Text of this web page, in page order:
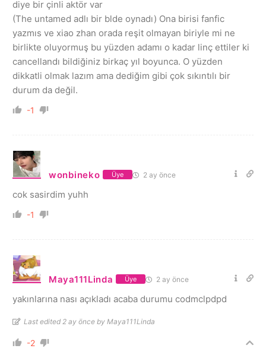
diye bir çinli aktör var
(The untamed adlı bir blde oynadı) Ona birisi fanfic
yazmıs ve xiao zhan orada reşit olmayan biriyle mi ne
birlikte oluyormuş bu yüzden adamı o kadar linç ettiler ki
cancellandı bildiğiniz birkaç yıl boyunca. O yüzden
dikkatli olmak lazım ama dediğim gibi çok sıkıntılı bir
durum da değil.
-1
wonbineko Üye 2 ay önce
cok sasirdim yuhh
-1
Maya111Linda Üye 2 ay önce
yakınlarına nası açıkladı acaba durumu codmclpdpd
Last edited 2 ay önce by Maya111Linda
-2